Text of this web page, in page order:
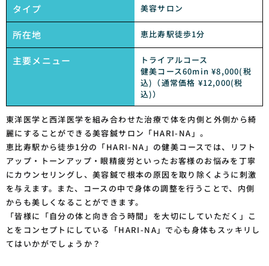
タイプ 美容サロン
所在地 恵比寿駅徒歩1分
主要メニュー
トライアルコース
健美コース60min ¥8,000(税
込)（通常価格 ¥12,000(税
込)）
東洋医学と西洋医学を組み合わせた治療で体を内側と外側から綺
麗にすることができる美容鍼サロン「HARI-NA」。
恵比寿駅から徒歩1分の「HARI-NA」の健美コースでは、リフト
アップ・トーンアップ・眼精疲労といったお客様のお悩みを丁寧
にカウンセリングし、美容鍼で根本の原因を取り除くように刺激
を与えます。また、コースの中で身体の調整を行うことで、内側
からも美しくなることができます。
「皆様に「自分の体と向き合う時間」を大切にしていただく」こ
とをコンセプトにしている「HARI-NA」で心も身体もスッキリし
てはいかがでしょうか？